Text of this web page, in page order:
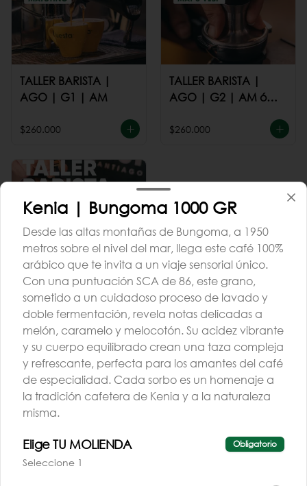
TALLER BARISTA |
AGO | G1 | AM
$260.000
TALLER BARISTA |
AGO | G2 | AM ó
$260.000
TALLER BARISTA |
AGO | G3 | PM
$260.000
Conócenos
Kenia | Bungoma 1000 GR
Desde las altas montañas de Bungoma, a 1950
metros sobre el nivel del mar, llega este café 100%
arábico que te invita a un viaje sensorial único.
Con una puntuación SCA de 86, este grano,
sometido a un cuidadoso proceso de lavado y
doble fermentación, revela notas delicadas a
melón, caramelo y melocotón. Su acidez vibrante
y su cuerpo equilibrado crean una taza compleja
y refrescante, perfecta para los amantes del café
de especialidad. Cada sorbo es un homenaje a
la tradición cafetera de Kenia y a la naturaleza
misma.
Elige TU MOLIENDA Obligatorio
Seleccione 1